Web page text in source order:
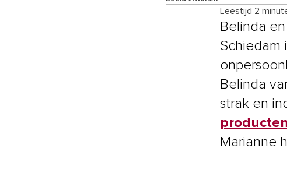
Leestijd 2
Belinda
Schiedam
Belinda
strak en
Marianne